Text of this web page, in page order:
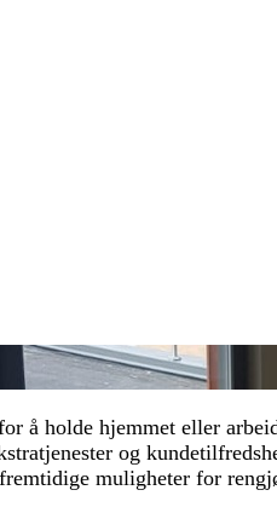
å holde hjemmet eller
og
muligheter for